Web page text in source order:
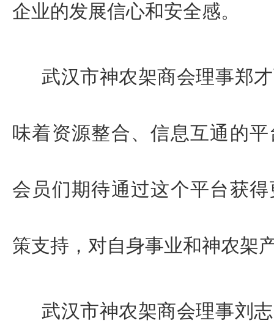
企业的发展信心和安全感。
武汉市神农架商会理事郑
味着资源整合、信息互通的
会员们期待通过这个平台获
策支持，对自身事业和神农架
武汉市神农架商会理事刘